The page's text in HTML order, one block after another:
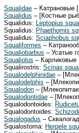
Squalidae – Катрановые
Squalidus – [Костные
Squalidus:
Leptopius
Squalidus: Phaethornis
Squalidus: Sciaphobus
Squaliformes –
Squaliobarbus – Усатые
Squaliolus –
Squalirostris: Scinax
Squalodelphinidae –
Squalodelphis –
Squalodon –
Squalodontidae –
Squalodontoides:
Squalodontoides:
Squalogadus –
Squalostoma: Herpele